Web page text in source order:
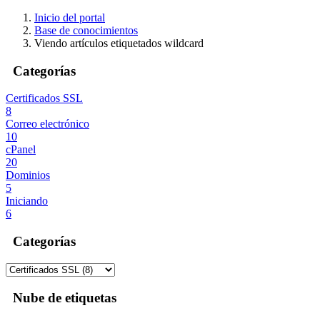
Inicio del portal
Base de conocimientos
Viendo artículos etiquetados wildcard
Categorías
Certificados SSL
8
Correo electrónico
10
cPanel
20
Dominios
5
Iniciando
6
Categorías
Nube de etiquetas